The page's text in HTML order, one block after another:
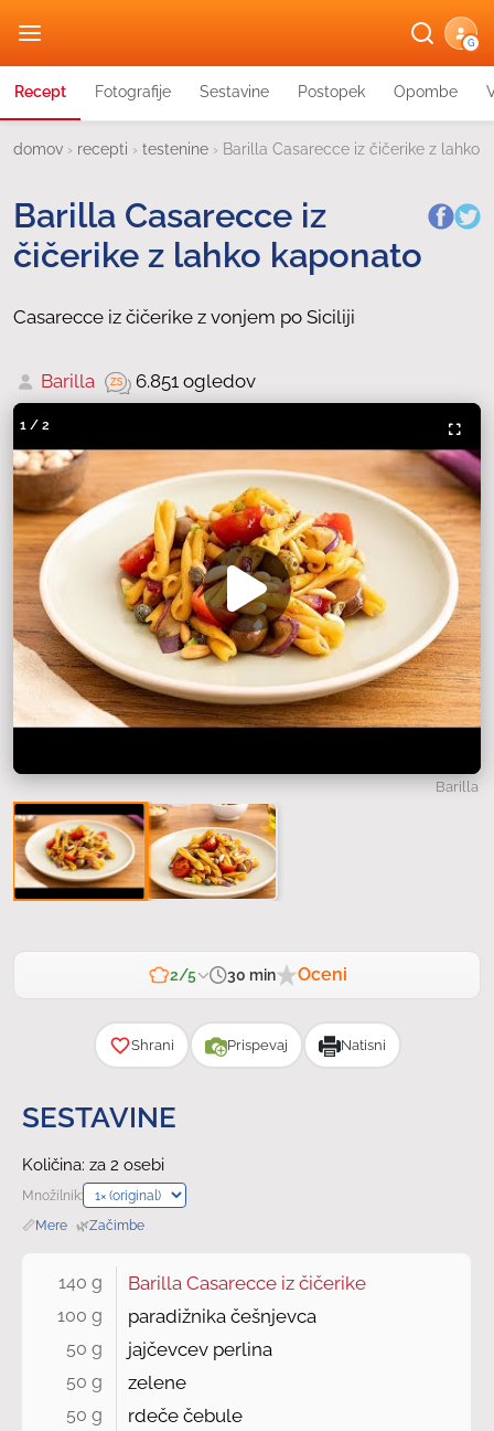
G
Recept Fotografije Sestavine Postopek Opombe
domov › recepti › testenine › Barilla Casarecce iz čičerike z lahko
Barilla Casarecce iz
čičerike z lahko kaponato
Casarecce iz čičerike z vonjem po Siciliji
Barilla 6.851 ogledov
1 / 2
Barilla
2/5 30 min Oceni
Shrani Prispevaj Natisni
SESTAVINE
Količina: za 2 osebi
Množilnik:
📏Mere 🌿Začimbe
140 g Barilla Casarecce iz čičerike
100 g paradižnika češnjevca
50 g jajčevcev perlina
50 g zelene
50 g rdeče čebule